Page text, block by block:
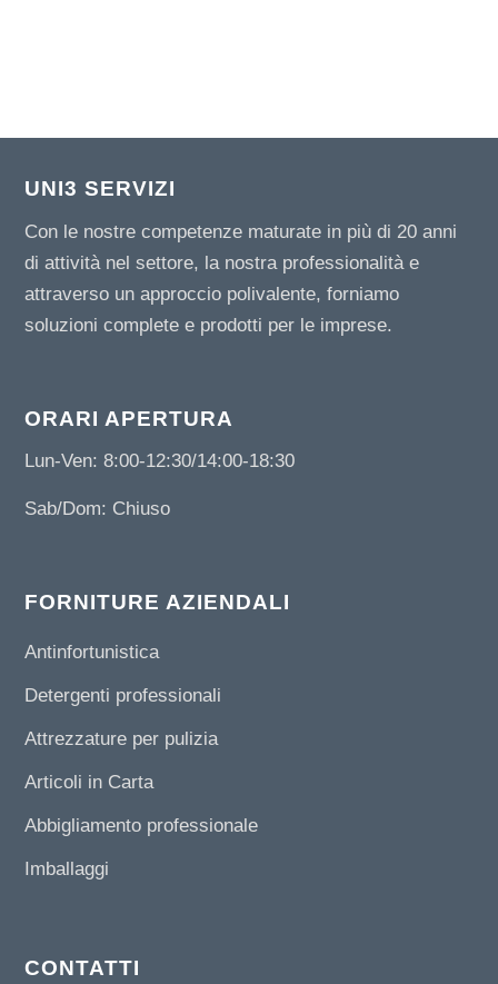
UNI3 SERVIZI
Con le nostre competenze maturate in più di 20 anni
di attività nel settore, la nostra professionalità e
attraverso un approccio polivalente, forniamo
soluzioni complete e prodotti per le imprese.
ORARI APERTURA
Lun-Ven: 8:00-12:30/14:00-18:30
Sab/Dom: Chiuso
FORNITURE AZIENDALI
Antinfortunistica
Detergenti professionali
Attrezzature per pulizia
Articoli in Carta
Abbigliamento professionale
Imballaggi
CONTATTI